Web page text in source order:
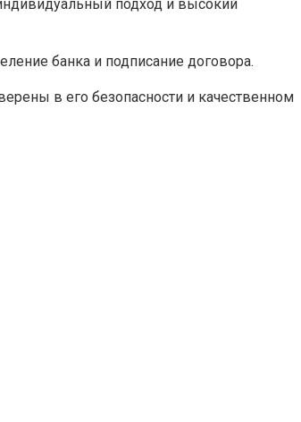
подход и высокий
банка и подписание договора.
в его безопасности и качественном